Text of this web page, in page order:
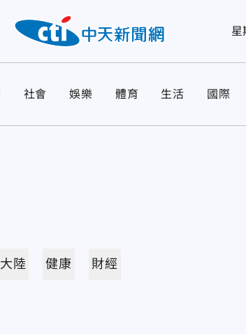
星
社會 娛樂 體育 生活 國際
大陸 健康 財經